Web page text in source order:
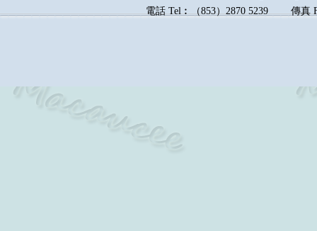
電話 Tel︰（853）2870 5239傳真